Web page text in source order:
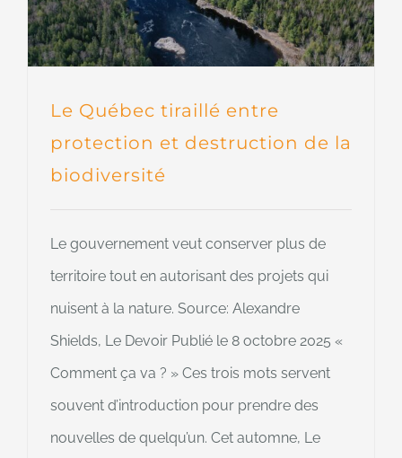
Le Québec tiraillé entre
protection et destruction de la
biodiversité
Le gouvernement veut conserver plus de
territoire tout en autorisant des projets qui
nuisent à la nature. Source: Alexandre
Shields, Le Devoir Publié le 8 octobre 2025 «
Comment ça va ? » Ces trois mots servent
souvent d’introduction pour prendre des
nouvelles de quelqu’un. Cet automne, Le